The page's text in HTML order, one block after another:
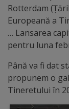
de
turistic
Rotterdam
Europeană a
… Lansarea
pentru luna
Până va fi dat
propunem o
Tineretului în